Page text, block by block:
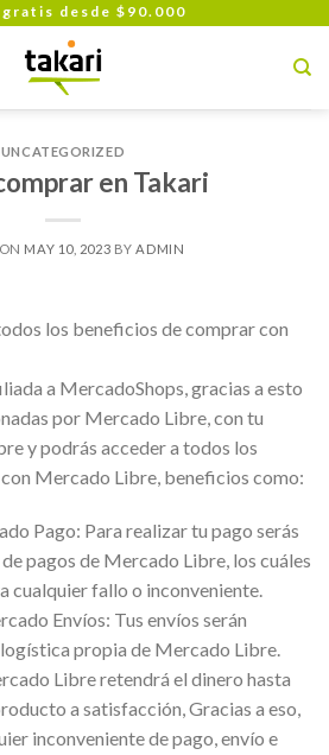
gratis desde $90.000
UNCATEGORIZED
en Takari
MAY 10, 2023 BY ADMIN
los beneficios de comprar con
a MercadoShops, gracias a esto
por Mercado Libre, con tu
y podrás acceder a todos los
Mercado Libre, beneficios como:
Pago: Para realizar tu pago serás
pagos de Mercado Libre, los cuáles
cualquier fallo o inconveniente.
Envíos: Tus envíos serán
propia de Mercado Libre.
Libre retendrá el dinero hasta
a satisfacción, Gracias a eso,
inconveniente de pago, envío e